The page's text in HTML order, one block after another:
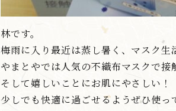
林です。
梅雨に入り最近は蒸し暑く、マスク生
やまとやでは人気の不織布マスクで接
そして嬉しいことにお肌にやさしい！
少しでも快適に過ごせるようぜひ使っ